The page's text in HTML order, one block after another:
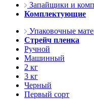
Запайщики и
Комплектующие
Упаковочные
Стрейч пленка
Ручной
Машинный
2 кг
3 кг
Черный
Первый сорт